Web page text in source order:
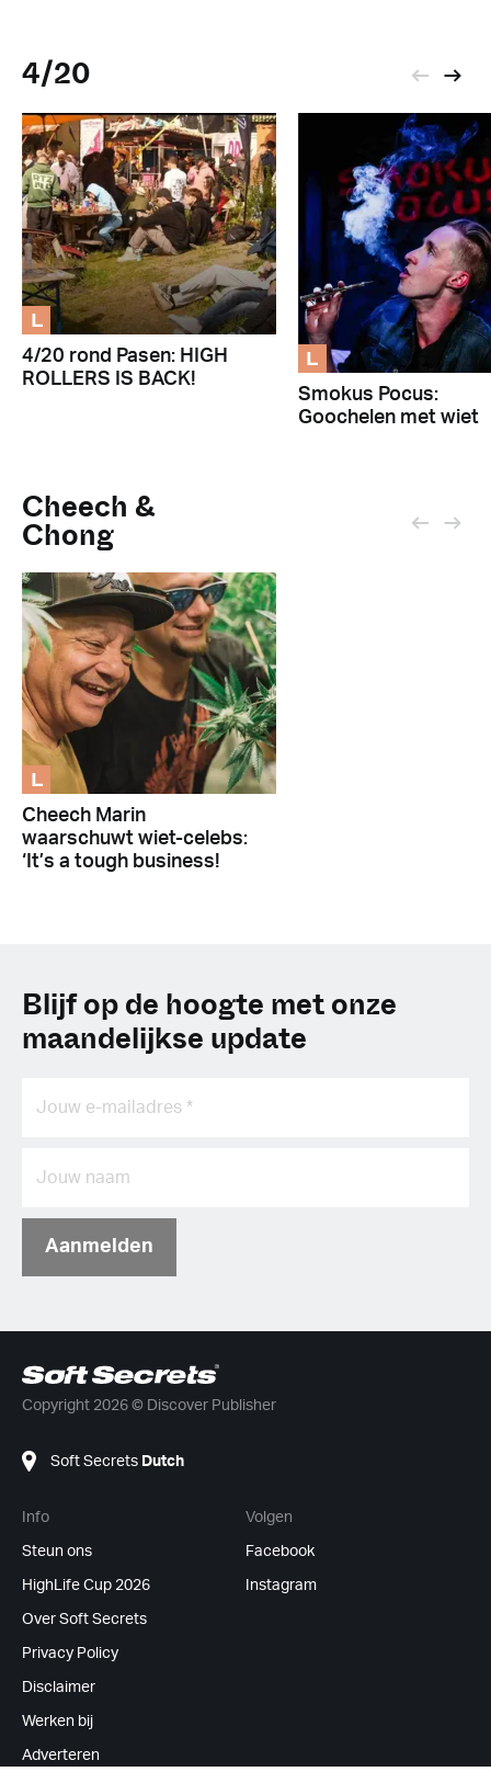
4/20
L
4/20 rond Pasen: HIGH
ROLLERS IS BACK!
L
Smokus Pocus:
Goochelen met wiet
Cheech &
Chong
L
Cheech Marin
waarschuwt wiet-celebs:
‘It’s a tough business!
Blijf op de hoogte met onze
maandelijkse update
Aanmelden
Copyright 2026 © Discover Publisher
Soft Secrets Dutch
Info
Steun ons
HighLife Cup 2026
Over Soft Secrets
Privacy Policy
Disclaimer
Werken bij
Adverteren
Volgen
Facebook
Instagram